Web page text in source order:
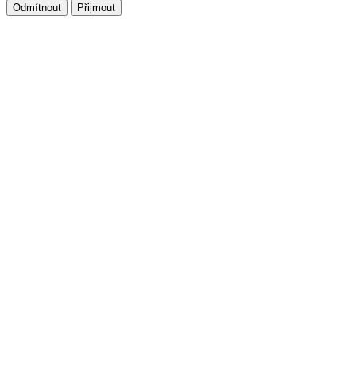
Odmítnout Přijmout